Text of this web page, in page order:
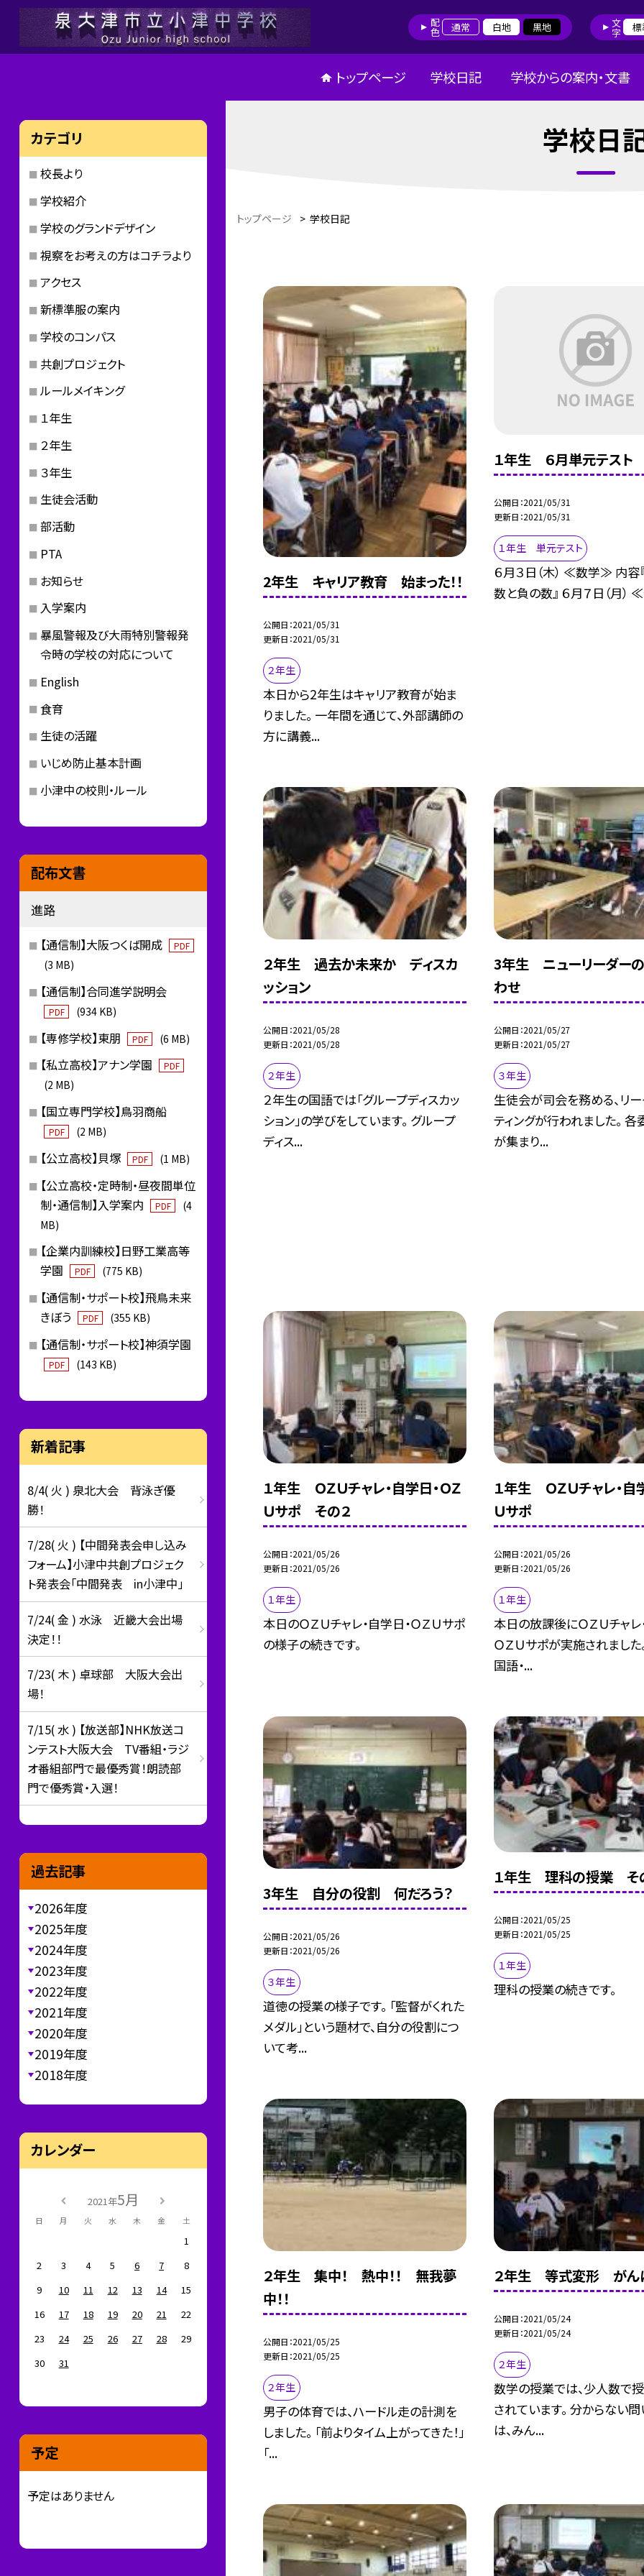
配色 通常 白地 黒地 文字
トップページ 学校日記 学校からの案内・文書
学校日
トップページ > 学校日記
2年生 キャリア教育 始まった！！
公開日 2021/05/31
更新日 2021/05/31
２年生
本日から2年生はキャリア教育が始ま
りました。 一年間を通じて、外部講師の
方に講義...
１年生 ６月単元テスト
公開日 2021/05/31
更新日 2021/05/31
１年生 単元テスト
６月３日（木） ≪数学≫ 内容
数と負の数』 ６月７日（月
２年生 過去か未来か ディスカ
ッション
公開日 2021/05/28
更新日 2021/05/28
２年生
２年生の国語では「グループディスカッ
ション」の学びをしています。 グループ
ディス...
3年生 ニューリーダー
わせ
公開日 2021/05/27
更新日 2021/05/27
３年生
生徒会が司会を務める、リ
ティングが行われました。
が集まり...
１年生 ＯＺＵチャレ・自学日・ＯＺ
Ｕサポ その２
公開日 2021/05/26
更新日 2021/05/26
１年生
本日のＯＺＵチャレ・自学日・ＯＺＵサポ
の様子の続きです。
１年生 ＯＺＵチャレ・自
Ｕサポ
公開日 2021/05/26
更新日 2021/05/26
１年生
本日の放課後にＯＺＵチャレ
ＯＺＵサポが実施されました
国語・...
3年生 自分の役割 何だろう？
公開日 2021/05/26
更新日 2021/05/26
３年生
道徳の授業の様子です。 「監督がくれた
メダル」という題材で、自分の役割につ
いて考...
１年生 理科の授業 そ
公開日 2021/05/25
更新日 2021/05/25
１年生
理科の授業の続きです。
２年生 集中！ 熱中！！ 無我夢
中！！
公開日 2021/05/25
更新日 2021/05/25
２年生
男子の体育では、ハードル走の計測を
しました。 「前よりタイム上がってきた！」
「...
２年生 等式変形 がん
公開日 2021/05/24
更新日 2021/05/24
２年生
数学の授業では、少人数で
されています。 分からない
は、みん...
カテゴリ
校長より
学校紹介
学校のグランドデザイン
視察をお考えの方はコチラより
アクセス
新標準服の案内
学校のコンパス
共創プロジェクト
ルールメイキング
１年生
２年生
３年生
生徒会活動
部活動
PTA
お知らせ
入学案内
暴風警報及び大雨特別警報発
令時の学校の対応について
English
食育
生徒の活躍
いじめ防止基本計画
小津中の校則・ルール
配布文書
進路
【通信制】大阪つくば開成 PDF
(3 MB)
【通信制】合同進学説明会
PDF (934 KB)
【専修学校】東朋 PDF (6 MB)
【私立高校】アナン学園 PDF
(2 MB)
【国立専門学校】鳥羽商船
PDF (2 MB)
【公立高校】貝塚 PDF (1 MB)
【公立高校・定時制・昼夜間単位
制・通信制】入学案内
PDF
(4
MB)
【企業内訓練校】日野工業高等
学園
PDF (775 KB)
【通信制・サポート校】飛鳥未来
きぼう
PDF (355 KB)
【通信制・サポート校】神須学園
PDF (143 KB)
新着記事
8/4( 火 ) 泉北大会 背泳ぎ優
勝！
7/28( 火 ) 【中間発表会申し込み
フォーム】小津中共創プロジェク
ト発表会「中間発表 in小津中」
7/24( 金 ) 水泳 近畿大会出場
決定！！
7/23( 木 ) 卓球部 大阪大会出
場！
7/15( 水 ) 【放送部】NHK放送コ
ンテスト大阪大会 TV番組・ラジ
オ番組部門で最優秀賞！朗読部
門で優秀賞・入選！
過去記事
2026年度
2025年度
2024年度
2023年度
2022年度
2021年度
2020年度
2019年度
2018年度
カレンダー
2021年5月
日 月 火 水 木 金 土
1
2
3 4 5 6 7
8
9
10 11 12 13 14
15
16
17 18 19 20 21
22
23
24 25 26 27 28
29
30
31
予定
予定はありません